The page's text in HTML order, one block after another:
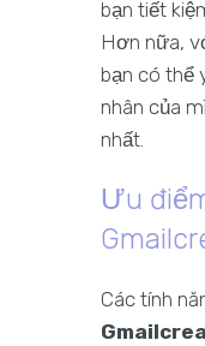
bạn tiết
Hơn nữa,
bạn có thể
nhân của
nhất.
Ưu
Các tính